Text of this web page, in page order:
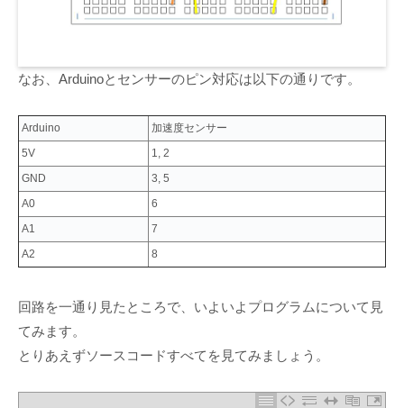
なお、Arduinoとセンサーのピン対応は以下の通りです。
Arduino
加速度センサー
5V
1, 2
GND
3, 5
A0
6
A1
7
A2
8
回路を一通り見たところで、いよいよプログラムについて見
てみます。
とりあえずソースコードすべてを見てみましょう。